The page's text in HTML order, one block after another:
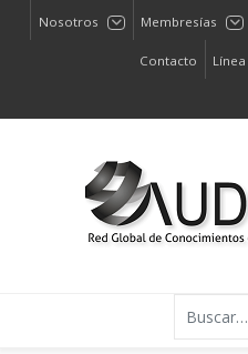
Nosotros Membresías
Contacto Línea